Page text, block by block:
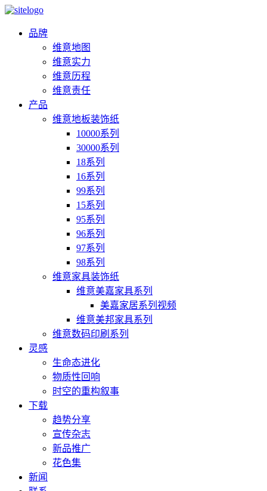
品牌
维意地图
维意实力
维意历程
维意责任
产品
维意地板装饰纸
10000系列
30000系列
18系列
16系列
99系列
15系列
95系列
96系列
97系列
98系列
维意家具装饰纸
维意美嘉家具系列
美嘉家居系列视频
维意美邦家具系列
维意数码印刷系列
灵感
生命态进化
物质性回响
时空的重构叙事
下载
趋势分享
宣传杂志
新品推广
花色集
新闻